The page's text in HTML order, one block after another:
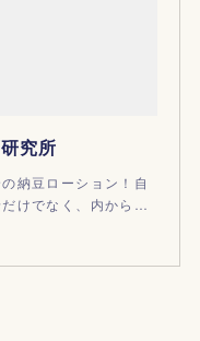
究所
納豆ローション！自
けでなく、内から…